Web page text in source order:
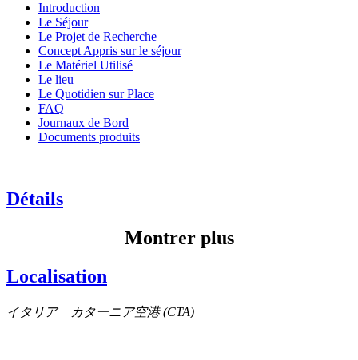
Introduction
Le Séjour
Le Projet de Recherche
Concept Appris sur le séjour
Le Matériel Utilisé
Le lieu
Le Quotidien sur Place
FAQ
Journaux de Bord
Documents produits
Détails
Montrer plus
Localisation
イタリア カターニア空港 (CTA)